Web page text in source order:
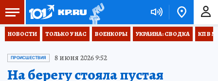
НОВОСТИ ТОЛЬКО У НАС ВОЕНКОРЫ УКРАИНА: СВОДКА КП В
ПРОИСШЕСТВИЯ 8 июня 2026 9:52
На берегу стояла пустая